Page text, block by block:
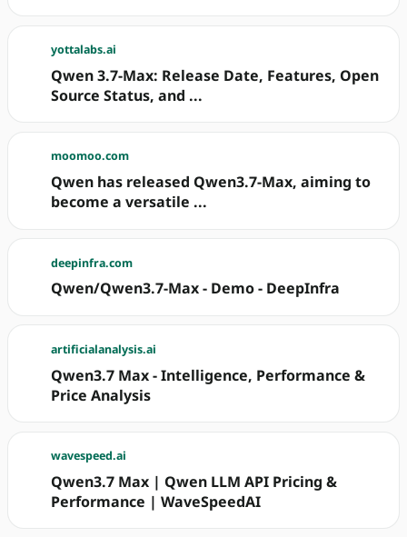
yottalabs.ai
Qwen 3.7-Max: Release Date, Features, Open
Source Status, and ...
moomoo.com
Qwen has released Qwen3.7-Max, aiming to
become a versatile ...
deepinfra.com
Qwen/Qwen3.7-Max - Demo - DeepInfra
artificialanalysis.ai
Qwen3.7 Max - Intelligence, Performance &
Price Analysis
wavespeed.ai
Qwen3.7 Max | Qwen LLM API Pricing &
Performance | WaveSpeedAI